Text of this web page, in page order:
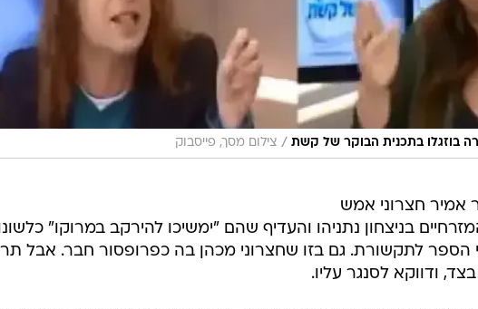
בוזגלו בתכנית הבוקר של קשת / צילום מסך, פייסבוק
אמיר חצרוני אמש
בניצחון נתניהו והעדיף שהם "ימשיכו להירקב במרוקו"
הספר לתקשורת. גם בזו שחצרוני מכהן בה כפרופסור חבר. אבל
ודווקא לסנגר עליו.